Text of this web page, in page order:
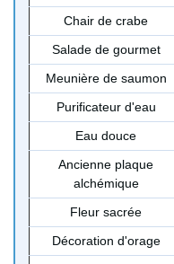
Chair de crabe
Salade de gourmet
Meunière de saumon
Purificateur d'eau
Eau douce
Ancienne plaque
alchémique
Fleur sacrée
Décoration d'orage